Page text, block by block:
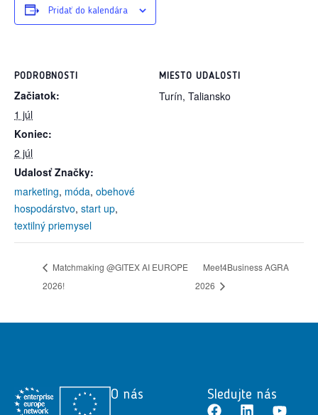
Pridať do kalendára
PODROBNOSTI
Začiatok:
1 júl
Koniec:
2 júl
Udalosť Značky:
marketing, móda, obehové
hospodárstvo, start up,
textilný priemysel
MIESTO UDALOSTI
Turín, Taliansko
Matchmaking @GITEX AI EUROPE
2026!
Meet4Business AGRA
2026
O nás
Sledujte nás